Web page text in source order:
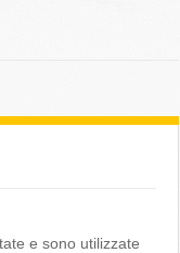
e sono utilizzate